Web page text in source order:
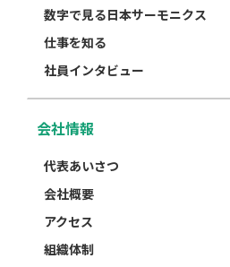
数字で見る日本サーモニクス
仕事を知る
社員インタビュー
会社情報
代表あいさつ
会社概要
アクセス
組織体制